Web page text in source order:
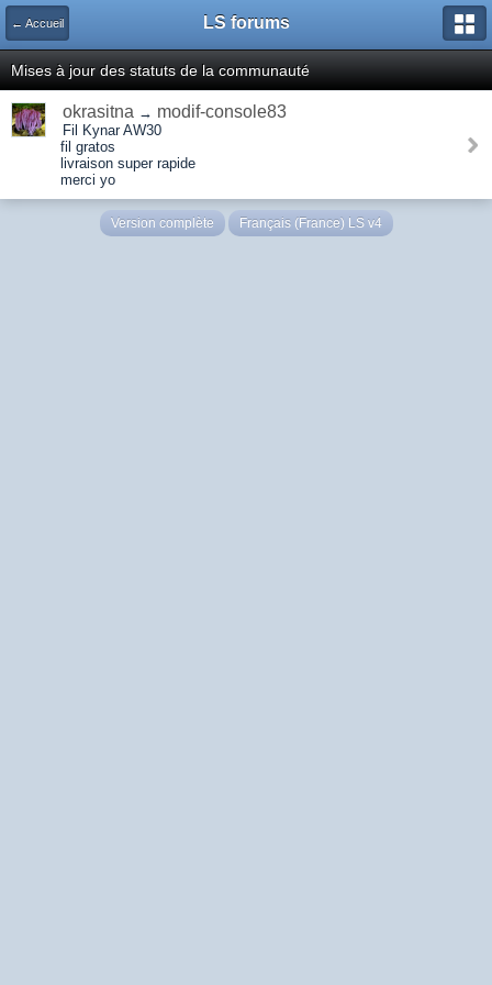
← Accueil LS forums
Mises à jour des statuts de la communauté
okrasitna → modif-console83
Fil Kynar AW30
fil gratos
livraison super rapide
merci yo
Version complète Français (France) LS v4